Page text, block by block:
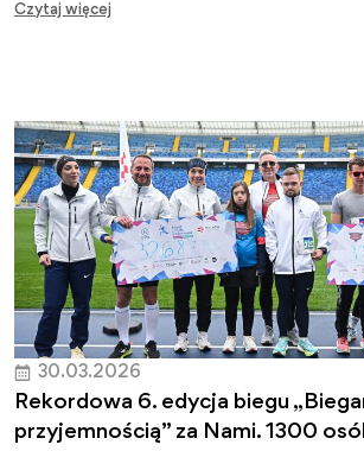
Czytaj więcej
30.03.2026
Rekordowa 6. edycja biegu
przyjemnością” za Nami. 1300